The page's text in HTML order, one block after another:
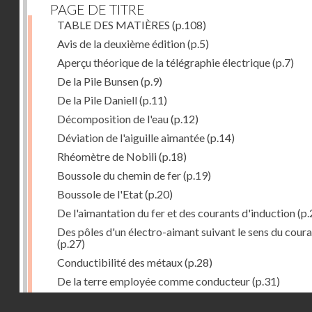
PAGE DE TITRE
TABLE DES MATIÈRES (p.108)
Avis de la deuxième édition(p.5)
Aperçu théorique de la télégraphie électrique(p.7)
De la Pile Bunsen(p.9)
De la Pile Daniell(p.11)
Décomposition de l'eau(p.12)
Déviation de l'aiguille aimantée(p.14)
Rhéomètre de Nobili(p.18)
Boussole du chemin de fer(p.19)
Boussole de l'Etat(p.20)
De l'aimantation du fer et des courants d'induction
Des pôles d'un électro-aimant suivant le sens du
(p.27)
Conductibilité des métaux(p.28)
De la terre employée comme conducteur(p.31)